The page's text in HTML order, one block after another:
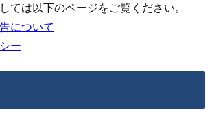
ては以下のページをご覧ください。
について
ー